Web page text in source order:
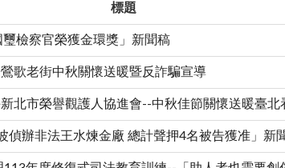
標題
檢察官榮獲金環獎」新聞稿
歌老街中秋關懷送暖暨反詐騙宣導
北市榮譽觀護人協進會--中秋佳節關懷送暖臺北
偵辦非法王水煉金廠 總計聲押4名被告獲准」新